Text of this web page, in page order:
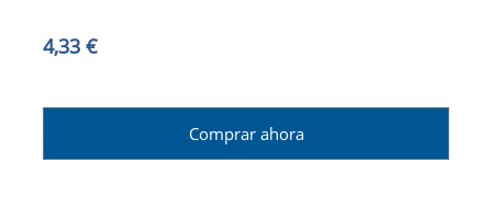
4,33 €
Comprar ahora